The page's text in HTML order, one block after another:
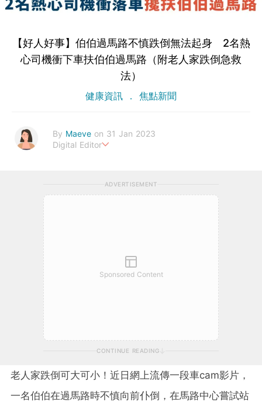
【好人好事】伯伯過馬路不慎跌倒無法起身 2名熱
心司機衝下車扶伯伯過馬路（附老人家跌倒急救
法）
健康資訊 焦點新聞
By Maeve on 31 Jan 2023
Digital Editor
ADVERTISEMENT
Sponsored Content
CONTINUE READING
老人家跌倒可大可小！近日網上流傳一段車cam影片，
一名伯伯在過馬路時不慎向前仆倒，在馬路中心嘗試站